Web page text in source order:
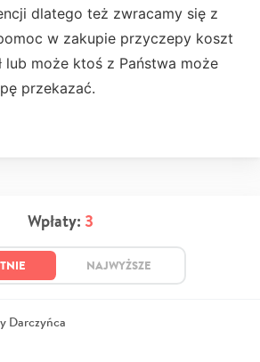
dlatego też zwracamy się z
w zakupie przyczepy koszt
lub może ktoś z Państwa może
przekazać.
Wpłaty: 3
NAJWYŻSZE
Darczyńca